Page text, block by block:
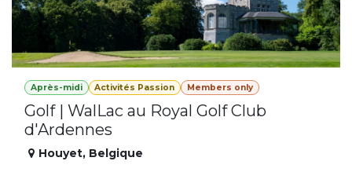
Après-midi Activités Passion Members only
Golf | WalLac au Royal Golf Club
d'Ardennes
Houyet, Belgique